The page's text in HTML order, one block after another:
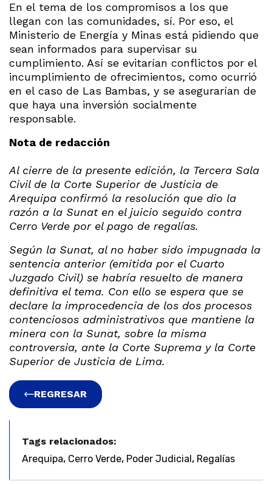
En el tema de los compromisos a los que
llegan con las comunidades, sí. Por eso, el
Ministerio de Energía y Minas está pidiendo que
sean informados para supervisar su
cumplimiento. Así se evitarían conflictos por el
incumplimiento de ofrecimientos, como ocurrió
en el caso de Las Bambas, y se asegurarían de
que haya una inversión socialmente
responsable.
Nota de redacción
Al cierre de la presente edición, la Tercera Sala
Civil de la Corte Superior de Justicia de
Arequipa confirmó la resolución que dio la
razón a la Sunat en el juicio seguido contra
Cerro Verde por el pago de regalías.
Según la Sunat, al no haber sido impugnada la
sentencia anterior (emitida por el Cuarto
Juzgado Civil) se habría resuelto de manera
definitiva el tema. Con ello se espera que se
declare la improcedencia de los dos procesos
contenciosos administrativos que mantiene la
minera con la Sunat, sobre la misma
controversia, ante la Corte Suprema y la Corte
Superior de Justicia de Lima.
REGRESAR
Tags relacionados:
Arequipa, Cerro Verde, Poder Judicial , Regalías